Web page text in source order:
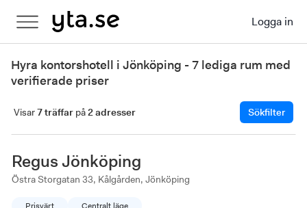
Logga in
Hyra kontorshotell i Jönköping - 7 lediga rum med
verifierade priser
Visar7 träffar på2 adresser Sökfilter
Regus Jönköping
Östra Storgatan 33, Kålgården, Jönköping
Prisvärt Centralt läge